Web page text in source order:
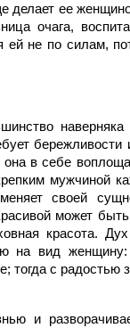
делает ее
очага,
не по силам,
наверняка
в себе
мужчиной
своей
может
красота.
на вид женщину:
тогда с радостью
и